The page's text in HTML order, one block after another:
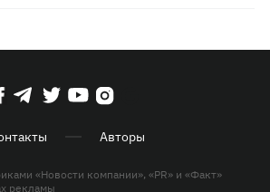
Авторы
«Новости компании», «PR» и «Факт»
рекламы